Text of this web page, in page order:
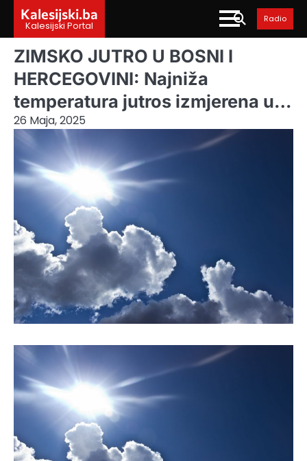
content
Kalesijski.ba
Kalesijski Portal
Radio
ZIMSKO JUTRO U BOSNI I
HERCEGOVINI: Najniža
temperatura jutros izmjerena u…
26 Maja, 2025